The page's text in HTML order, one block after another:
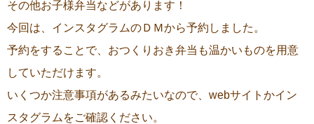
その他お子様弁当などがあります！
今回は、インスタグラムのＤＭから予約しました。
予約をすることで、おつくりおき弁当も温かいものを用意
していただけます。
いくつか注意事項があるみたいなので、webサイトかイン
スタグラムをご確認ください。